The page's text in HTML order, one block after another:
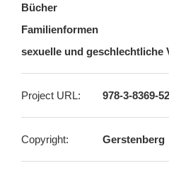
Bücher
Familienformen
sexuelle und geschlechtliche
Project URL: 978-3-8369-
Copyright: Gerstenberg